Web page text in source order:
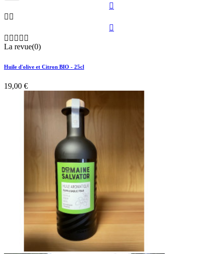

 

    
La revue(0)
Huile d'olive et Citron BIO - 25cl
19,00 €